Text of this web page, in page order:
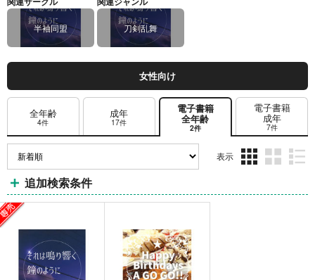
半袖同盟 刀剣乱舞
女性向け
全年齢
4件
成年
17件
電子書籍
全年齢
2件
電子書籍
成年
7件
表示
ム
ム
ム
追加検索条件